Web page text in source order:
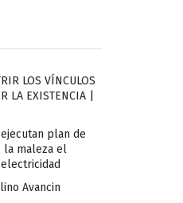
LOS VÍNCULOS
LA EXISTENCIA |
plan de
la maleza el
Avancin